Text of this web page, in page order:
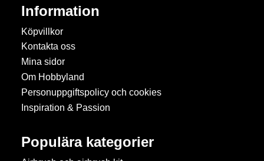
Information
Köpvillkor
Kontakta oss
Mina sidor
Om Hobbyland
Personuppgiftspolicy och cookies
Inspiration & Passion
Populära kategorier